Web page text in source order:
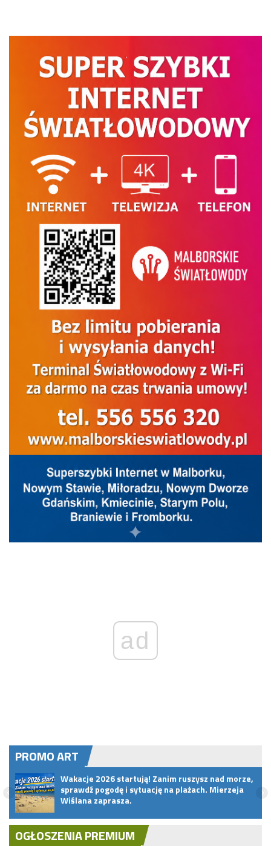
ad
PROMO ART
Wakacje 2026 startują! Zanim ruszysz nad morze,
sprawdź pogodę i sytuację na plażach. Mierzeja
Wiślana zaprasza.
OGŁOSZENIA PREMIUM